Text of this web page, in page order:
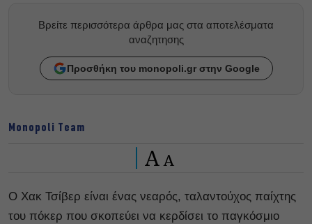
Βρείτε περισσότερα άρθρα μας στα αποτελέσματα
αναζητησης
Προσθήκη του monopoli.gr στην Google
Monopoli Team
A A
Ο Χακ Τσίβερ είναι ένας νεαρός, ταλαντούχος παίχτης
του πόκερ που σκοπεύει να κερδίσει το παγκόσμιο